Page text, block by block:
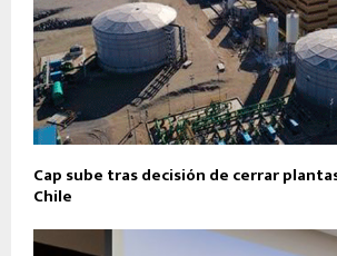
Cap sube tras decisión de cerrar
Chile